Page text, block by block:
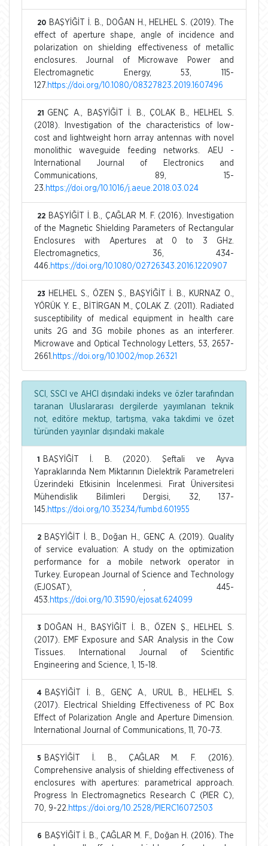
20 BAŞYİĞİT İ. B., DOĞAN H., HELHEL S. (2019). The
effect of aperture shape, angle of incidence and
polarization on shielding effectiveness of metallic
enclosures. Journal of Microwave Power and
Electromagnetic Energy, 53, 115-
127. https://doi.org/10.1080/08327823.2019.1607496
21
GENÇ A., BAŞYİĞİT İ. B., ÇOLAK B., HELHEL S.
(2018). Investigation of the characteristics of low-
cost and lightweight horn array antennas with novel
monolithic waveguide feeding networks. AEU -
International Journal of Electronics and
Communications, 89, 15-
23. https://doi.org/10.1016/j.aeue.2018.03.024
22 BAŞYİĞİT İ. B., ÇAĞLAR M. F. (2016). Investigation
of the Magnetic Shielding Parameters of Rectangular
Enclosures with Apertures at 0 to 3 GHz.
Electromagnetics, 36, 434-
446. https://doi.org/10.1080/02726343.2016.1220907
23
HELHEL S., ÖZEN Ş., BAŞYİĞİT İ. B., KURNAZ O.,
YÖRÜK Y. E., BİTİRGAN M., ÇOLAK Z. (2011). Radiated
susceptibility of medical equipment in health care
units 2G and 3G mobile phones as an interferer.
Microwave and Optical Technology Letters, 53, 2657-
2661. https://doi.org/10.1002/mop.26321
SCI, SSCI ve AHCI dışındaki indeks ve özler tarafından
taranan Uluslararası dergilerde yayımlanan teknik
not, editöre mektup, tartışma, vaka takdimi ve özet
türünden yayınlar dışındaki makale
1
BAŞYİĞİT İ. B. (2020). Şeftali ve Ayva
Yapraklarında Nem Miktarının Dielektrik Parametreleri
Üzerindeki Etkisinin İncelenmesi. Fırat Üniversitesi
Mühendislik Bilimleri Dergisi, 32, 137-
145. https://doi.org/10.35234/fumbd.601955
2 BAŞYİĞİT İ. B., Doğan H., GENÇ A. (2019). Quality
of service evaluation: A study on the optimization
performance for a mobile network operator in
Turkey. European Journal of Science and Technology
(EJOSAT), , 445-
453. https://doi.org/10.31590/ejosat.624099
3
DOĞAN H., BAŞYİĞİT İ. B., ÖZEN Ş., HELHEL S.
(2017). EMF Exposure and SAR Analysis in the Cow
Tissues. International Journal of Scientific
Engineering and Science, 1, 15-18.
4
BAŞYİĞİT İ. B., GENÇ A., URUL B., HELHEL S.
(2017). Electrical Shielding Effectiveness of PC Box
Effect of Polarization Angle and Aperture Dimension.
International Journal of Communications, 11, 70-73.
5
BAŞYİĞİT İ. B., ÇAĞLAR M. F. (2016).
Comprehensive analysis of shielding effectiveness of
enclosures with apertures: parametrical approach.
Progress In Electromagnetics Research C (PIER C),
70, 9-22. https://doi.org/10.2528/PIERC16072503
6
BAŞYİĞİT İ. B., ÇAĞLAR M. F., Doğan H. (2016). The